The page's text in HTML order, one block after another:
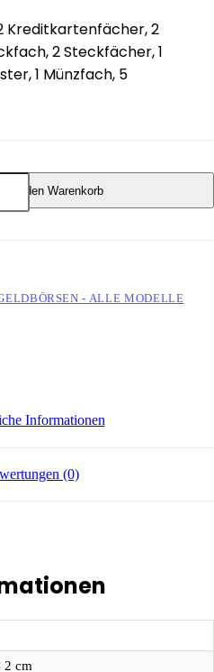
Kreditkartenfächer, 2
2 Steckfächer, 1
1 Münzfach, 5
In den Warenkorb
- ALLE MODELLE
Informationen
(0)
2 cm